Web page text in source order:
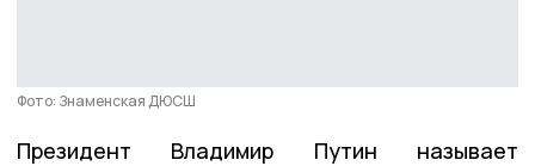
Фото: Знаменская ДЮСШ
Президент Владимир Путин называет